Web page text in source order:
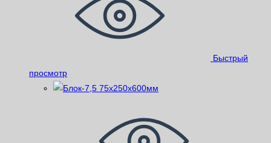
Быстрый
просмотр